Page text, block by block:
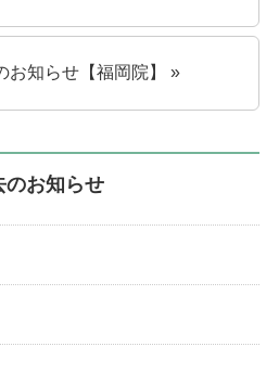
お知らせ【福岡院】 »
のお知らせ